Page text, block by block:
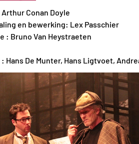
Arthur Conan Doyle
en bewerking: Lex Passchier
: Bruno Van Heystraeten
: Hans De Munter, Hans Ligtvoet,